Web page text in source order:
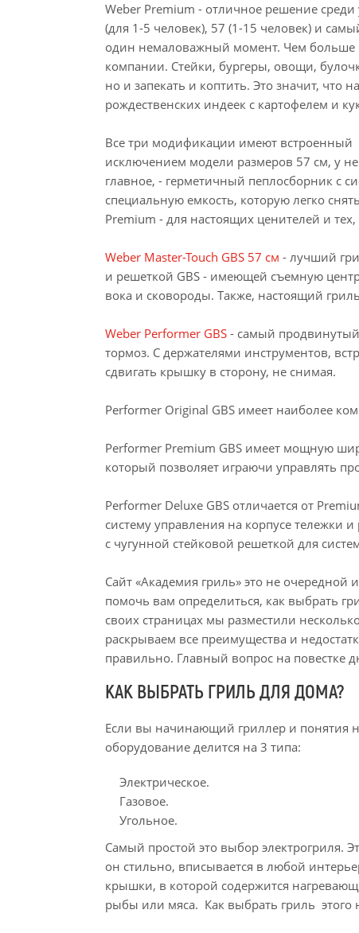
Weber Premium - отличное решение
(для 1-5 человек), 57 (1-15 человек) и
один немаловажный момент. Чем больше
компании. Стейки, бургеры, овощи,
но и запекать и коптить. Это значит, что
рождественских индеек с картофелем и
Все три модификации имеют встроенный
исключением модели размеров 57 см, у
главное, - герметичный пеплосборник с
специальную емкость, которую легко
Premium - для настоящих ценителей и
Weber Master-Touch GBS 57 см - лучший
и решеткой GBS - имеющей съемную
вока и сковороды. Также, настоящий
Weber Performer GBS - самый
тормоз. С держателями инструментов,
сдвигать крышку в сторону, не снимая.
Performer Original GBS имеет наиболее
Performer Premium GBS имеет мощную
который позволяет играючи управлять
Performer Deluxe GBS отличается от
систему управления на корпусе тележки
с чугунной стейковой решеткой для
Сайт «Академия гриль» это не
помочь вам определиться, как выбрать
своих страницах мы разместили
раскрываем все преимущества и
правильно. Главный вопрос на повестке
КАК ВЫБРАТЬ ГРИЛЬ ДЛЯ ДОМА?
Если вы начинающий гриллер и понятия
оборудование делится на 3 типа:
Электрическое.
Газовое.
Угольное.
Самый простой это выбор
он стильно, вписывается в любой
крышки, в которой содержится
рыбы или мяса. Как выбрать гриль этого